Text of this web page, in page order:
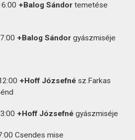
+Balog Sándor temetése
+Balog Sándor gyászmiséje
+Hoff Józsefné sz.Farkas
+Hoff Józsefné gyászmiséje
mise